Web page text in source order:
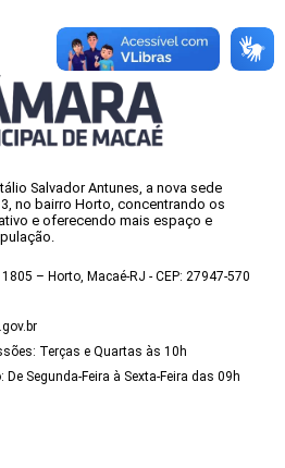
Salvador Antunes, a nova sede
no bairro Horto, concentrando os
e oferecendo mais espaço e
– Horto, Macaé-RJ - CEP: 27947-570
Terças e Quartas às 10h
Segunda-Feira à Sexta-Feira das 09h